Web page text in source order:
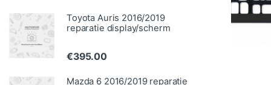
Toyota Auris 2016/2019
reparatie display/scherm
€395.00
Mazda 6 2016/2019 reparatie